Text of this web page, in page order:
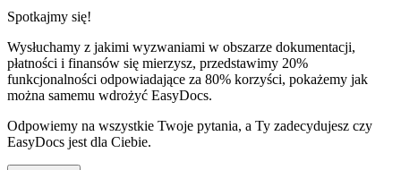
Spotkajmy się!
Wysłuchamy z jakimi wyzwaniami w obszarze dokumentacji,
płatności i finansów się mierzysz, przedstawimy 20%
funkcjonalności odpowiadające za 80% korzyści, pokażemy jak
można samemu wdrożyć EasyDocs.
Odpowiemy na wszystkie Twoje pytania, a Ty zadecydujesz czy
EasyDocs jest dla Ciebie.